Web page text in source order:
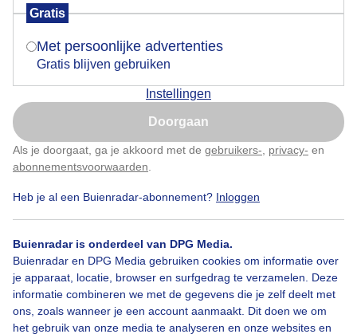
Gratis
Met persoonlijke advertenties
Gratis blijven gebruiken
Instellingen
Doorgaan
Als je doorgaat, ga je akkoord met de gebruikers- privacy- en
abonnementsvoorwaarden
Heb je al een Buienradar-abonnement? Inloggen
Buienradar is onderdeel van DPG Media.
Buienradar en DPG Media gebruiken cookies om informatie over
je apparaat, locatie, browser en surfgedrag te verzamelen. Deze
informatie combineren we met de gegevens die je zelf deelt met
ons, zoals wanneer je een account aanmaakt. Dit doen we om
het gebruik van onze media te analyseren en onze websites en
Door: Yvonne Raphael Gemaakt: 09-06-2026, 20x bekeken
Duinen Zon Wolken
Bekijk slideshow
Is goed, toon de popup
Nu niet, misschien later
Klik hierom dit aan te passen